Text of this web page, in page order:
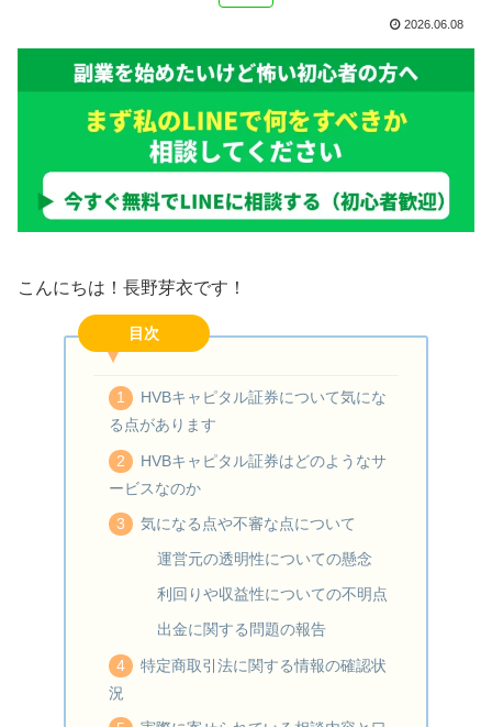
2026.06.08
こんにちは！長野芽衣です！
目次
HVBキャピタル証券について気にな
る点があります
HVBキャピタル証券はどのようなサ
ービスなのか
気になる点や不審な点について
運営元の透明性についての懸念
利回りや収益性についての不明点
出金に関する問題の報告
特定商取引法に関する情報の確認状
況